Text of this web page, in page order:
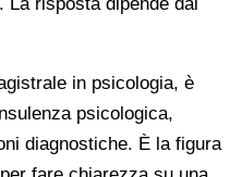
in psicologia, è
psicologica,
diagnostiche. È la figura